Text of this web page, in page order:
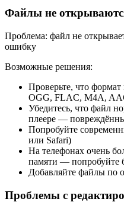
Файлы не
Проблема: файл не
ошибку
Возможные решения:
Проверьте, что
OGG, FLAC, M4A,
Убедитесь, что файл
плеере —
Попробуйте
или Safari)
На телефонах очень
памяти — попробуйте
Добавляйте файлы по
Проблемы с